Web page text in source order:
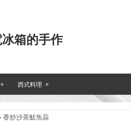
箱的手作
» 西式料理 »
香炒沙茶魷魚蒜